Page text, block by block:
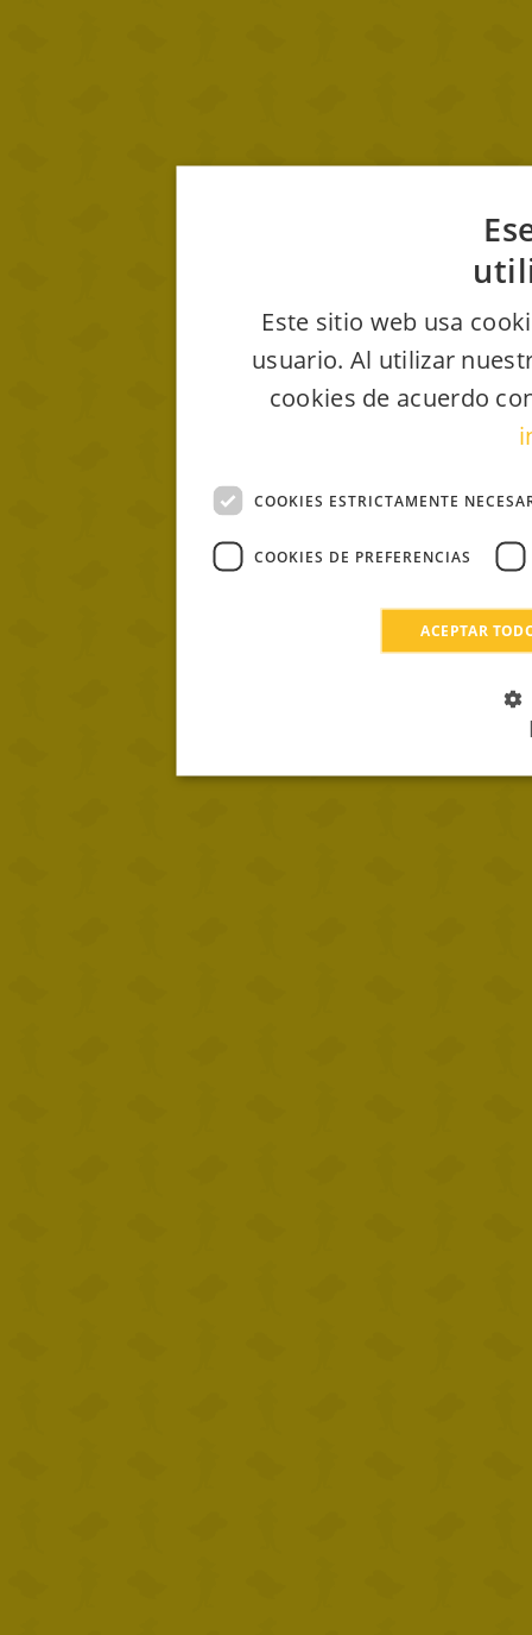
Este sitio web usa
usuario. Al utilizar
cookies de acuerdo
COOKIES ESTRICTAMENTE
COOKIES DE PREFERENCIAS
ACEPTAR